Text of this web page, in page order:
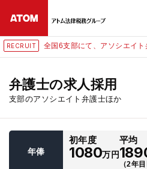
RECRUIT 全国6支部にて、アソシエイ
弁護士の求人採用
支部のアソシエイト弁護士ほか
年俸
初年度
1080万円
平均
（2年
24時間365日
無料相談窓口はこち